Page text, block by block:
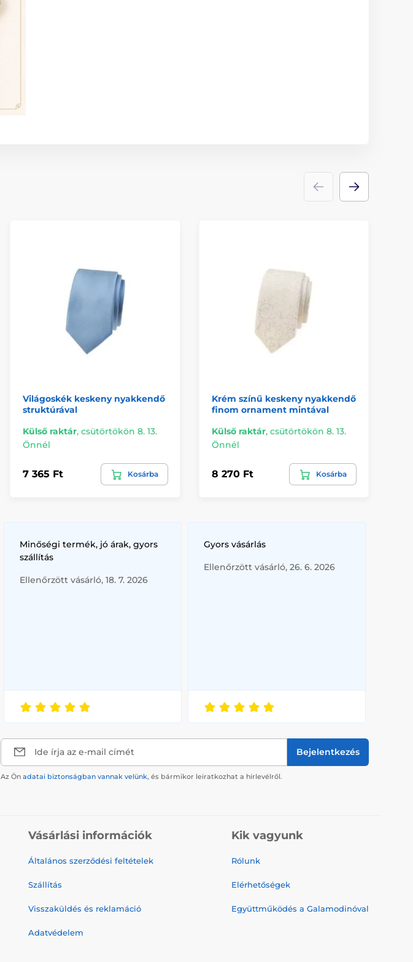
Világoskék keskeny nyakkendő
struktúrával
Külső raktár, csütörtökön 8. 13.
Önnél
7 365 Ft Kosárba
Krém színű keskeny nyakkendő
finom ornament mintával
Külső raktár, csütörtökön 8. 13.
Önnél
8 270 Ft Kosárba
Minőségi termék, jó árak, gyors
szállítás
Ellenőrzött vásárló, 18. 7. 2026
Gyors vásárlás
Ellenőrzött vásárló, 26. 6. 2026
Ide írja az e-mail címét Bejelentkezés
Az Ön adatai biztonságban vannak velünk, és bármikor leiratkozhat a hírlevélről.
Vásárlási információk
Általános szerződési feltételek
Szállítás
Visszaküldés és reklamáció
Adatvédelem
Kik vagyunk
Rólunk
Elérhetőségek
Együttműködés a Galamodinóval